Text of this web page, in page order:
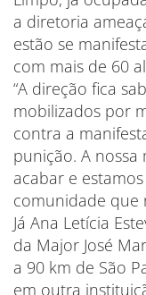
a diretoria
estão se
com mais de 60
“A direção fica
mobilizados por
contra a
punição. A
acabar e
comunidade que
Já Ana Letícia
da Major José
a 90 km de São
em outra